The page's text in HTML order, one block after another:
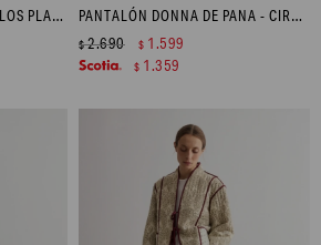
JEAN FLARE ARIA BOLSILLOS PLAQUÉ - JEAN OSCURO PANTALÓN DONNA DE PANA - CIRUELA
$2.690 $ 1.599
$ 1.359